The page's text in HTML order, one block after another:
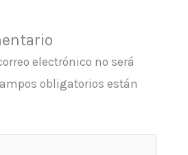
electrónico no será
obligatorios están